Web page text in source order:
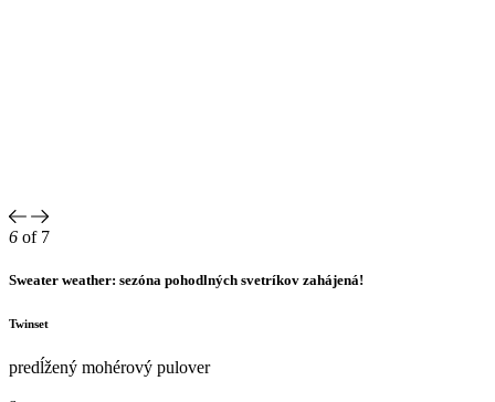
6 of 7
Sweater weather: sezóna pohodlných svetríkov zahájená!
Twinset
predĺžený mohérový pulover